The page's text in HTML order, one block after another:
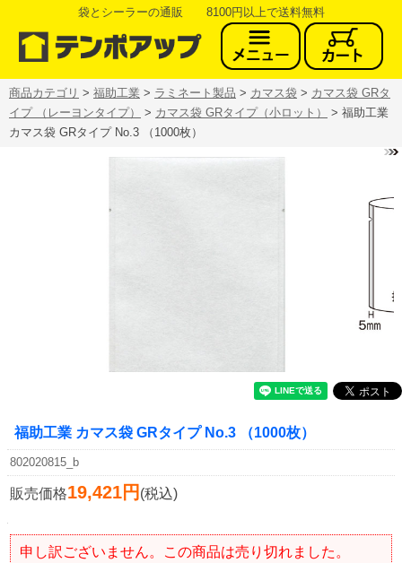
袋とシーラーの通販 8100円以上で送料無料
商品カテゴリ > 福助工業 > ラミネート製品 > カマス袋 > カマス袋 GRタ
イプ （レーヨンタイプ）
> カマス袋 GRタイプ（小ロット）
> 福助工業
カマス袋 GRタイプ No.3 （1000枚）
福助工業 カマス袋 GRタイプ No.3 （1000枚）
802020815_b
販売価格19,421円 (税込)
申し訳ございません。この商品は売り切れました。